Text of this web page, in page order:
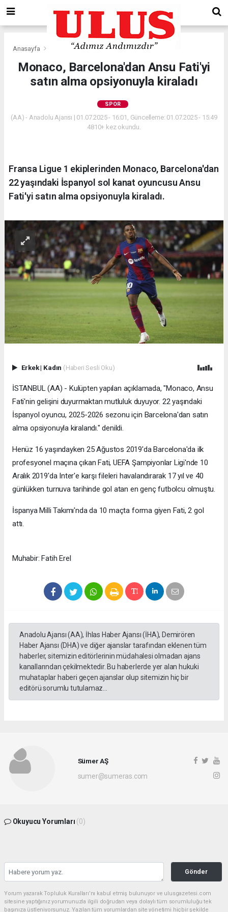
Anasayfa
Monaco, Barcelona'dan Ansu Fati'yi
satın alma opsiyonuyla kiraladı
SPOR
(AA) - Anadolu Ajansı | 01.07.2025 - 16:01, Güncelleme: 01.07.2025 - 15:49
4810+ kez okundu.
Fransa Ligue 1 ekiplerinden Monaco, Barcelona'dan
22 yaşındaki İspanyol sol kanat oyuncusu Ansu
Fati'yi satın alma opsiyonuyla kiraladı.
Erkek| Kadın (Haberi Sesli Oku)
İSTANBUL (AA) - Kulüpten yapılan açıklamada, "Monaco, Ansu
Fati'nin gelişini duyurmaktan mutluluk duyuyor. 22 yaşındaki
İspanyol oyuncu, 2025-2026 sezonu için Barcelona'dan satın
alma opsiyonuyla kiralandı." denildi.
Henüz 16 yaşındayken 25 Ağustos 2019'da Barcelona'da ilk
profesyonel maçına çıkan Fati, UEFA Şampiyonlar Ligi'nde 10
Aralık 2019'da Inter'e karşı fileleri havalandırarak 17 yıl ve 40
günlükken turnuva tarihinde gol atan en genç futbolcu olmuştu.
İspanya Milli Takımı'nda da 10 maçta forma giyen Fati, 2 gol
attı.
Muhabir: Fatih Erel
Anadolu Ajansı (AA), İhlas Haber Ajansı (İHA), Demirören
Haber Ajansı (DHA) ve diğer ajanslar tarafından eklenen tüm
haberler, sitemizin editörlerinin müdahalesi olmadan ajans
kanallarından çekilmektedir. Bu haberlerde yer alan hukuki
muhataplar haberi geçen ajanslar olup sitemizin hiç bir
editörü sorumlu tutulamaz...
Sümer AŞ
sumer@sumeras.com
Okuyucu Yorumları (0)
Gönder
Yorum yazarak Topluluk Kuralları’nı kabul etmiş bulunuyor ve ulusgazetesi.com
sitesine yaptığınız yorumunuzla ilgili doğrudan veya dolaylı tüm sorumluluğu tek
başınıza üstleniyorsunuz. Yazılan tüm yorumlardan site yönetimi hiçbir şekilde